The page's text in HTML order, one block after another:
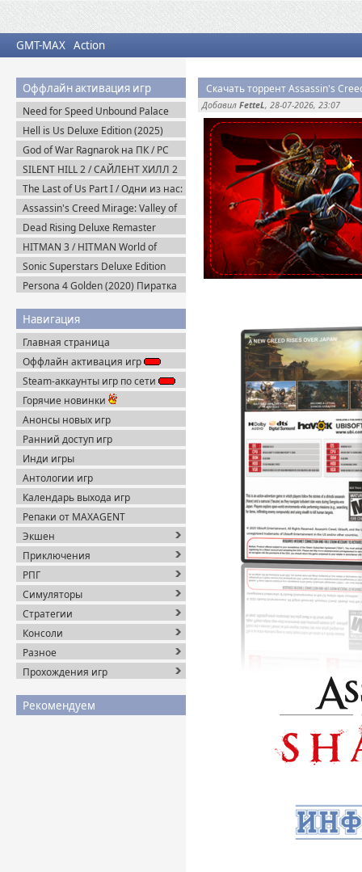
GMT-MAX Action
Оффлайн активация игр
Need for Speed Unbound Palace
Edition (2022) Origin-Rip
Hell is Us Deluxe Edition (2025)
Пиратка
God of War Ragnarok на ПК / PC
v.1.0.668.5700 + Все DLC (2024)
RePack
SILENT HILL 2 / САЙЛЕНТ ХИЛЛ 2
Remake на ПК / PC v.1.07 (2024)
Пиратка
The Last of Us Part I / Одни из нас:
Часть I Deluxe Edition v.1.1.5.0
(2023) Пиратка
Assassin's Creed Mirage: Valley of
Memory v.1.1.1 + Все DLC (2025)
Portable
Dead Rising Deluxe Remaster
v.1.3.0.0 + DLC (2024) Portable
HITMAN 3 / HITMAN World of
Assassination v.3.270.1 + Все DLC
(2016-2021) Пиратка
Sonic Superstars Deluxe Edition
(2023) Steam-Rip
Persona 4 Golden (2020) Пиратка
Навигация
Главная страница
Оффлайн активация игр
Steam-аккаунты игр по сети
Горячие новинки
Анонсы новых игр
Ранний доступ игр
Инди игры
Антологии игр
Календарь выхода игр
Репаки от MAXAGENT
Экшен
Приключения
РПГ
Симуляторы
Стратегии
Консоли
Разное
Прохождения игр
Рекомендуем
Скачать торрент Assassin's
Добавил FetteL, 28-07-2026, 23:07